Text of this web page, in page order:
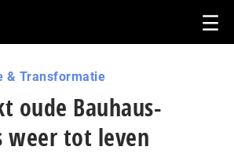
& Transformatie
oude Bauhaus-
weer tot leven